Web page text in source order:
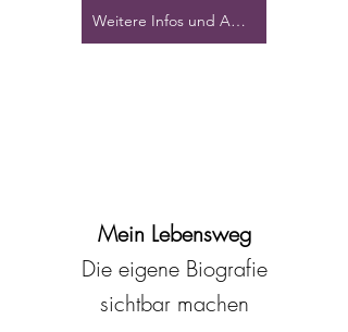
Weitere Infos und Anmeldung
Mein Lebensweg
Die eigene Biografie
sichtbar machen